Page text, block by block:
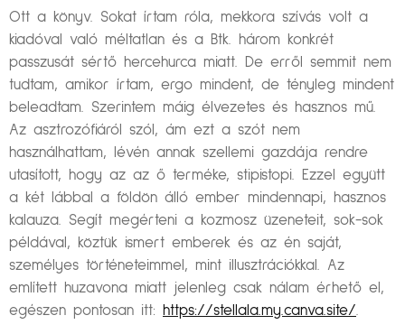
Ott a könyv. Sokat írtam róla, mekkora szívás volt a
kiadóval való méltatlan és a Btk. három konkrét
passzusát sértő hercehurca miatt. De erről semmit nem
tudtam, amikor írtam, ergo mindent, de tényleg mindent
beleadtam. Szerintem máig élvezetes és hasznos mű.
Az asztrozófiáról szól, ám ezt a szót nem
használhattam, lévén annak szellemi gazdája rendre
utasított, hogy az az ő terméke, stipistopi. Ezzel együtt
a két lábbal a földön álló ember mindennapi, hasznos
kalauza. Segít megérteni a kozmosz üzeneteit, sok-sok
példával, köztük ismert emberek és az én saját,
személyes történeteimmel, mint illusztrációkkal. Az
említett huzavona miatt jelenleg csak nálam érhető el,
egészen pontosan itt:
https://stellala.my.canva.site/.